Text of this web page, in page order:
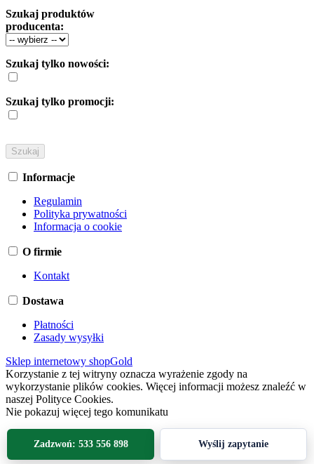
Szukaj produktów
producenta:
Szukaj tylko nowości:
Szukaj tylko promocji:
Informacje
Regulamin
Polityka prywatności
Informacja o cookie
O firmie
Kontakt
Dostawa
Płatności
Zasady wysyłki
Sklep internetowy shopGold
Korzystanie z tej witryny oznacza wyrażenie zgody na
wykorzystanie plików cookies. Więcej informacji możesz znaleźć w
naszej Polityce Cookies.
Nie pokazuj więcej tego komunikatu
Zadzwoń: 533 556 898 Wyślij zapytanie